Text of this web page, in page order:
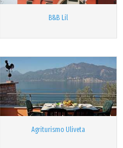
B&B Lil
Agriturismo Uliveta